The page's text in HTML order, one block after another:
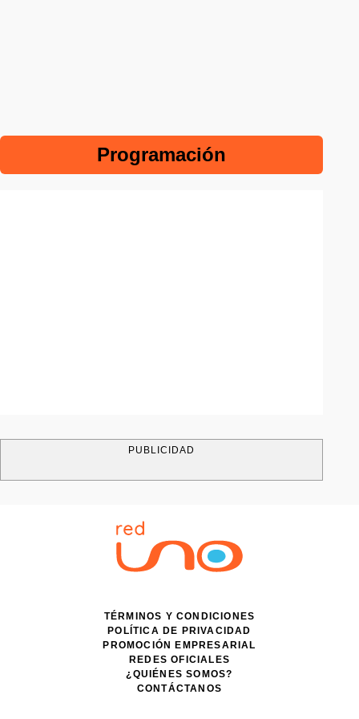
Programación
PUBLICIDAD
TÉRMINOS Y CONDICIONES
POLÍTICA DE PRIVACIDAD
PROMOCIÓN EMPRESARIAL
REDES OFICIALES
¿QUIÉNES SOMOS?
CONTÁCTANOS